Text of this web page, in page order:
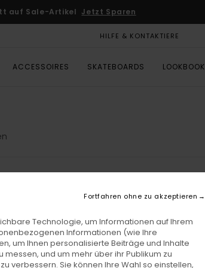
auf Sale-Artikel Jetzt Sparen
HILFE & KONTAKTIERE
ACCESSOIRES SKATEBOARDS LOOKBOOK
Technologie, um Informationen auf Ihrem
Informationen (wie Ihre
um Ihnen personalisierte Beiträge und Inhalte
und um mehr über ihr Publikum zu
verbessern. Sie können Ihre Wahl so einstellen,
Fortfahren ohne zu akzeptieren